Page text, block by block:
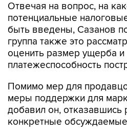
Отвечая на вопрос, на
потенциальные
быть введены, Сазанов
группа также это
оценить размер ущерба
платежеспособность
Помимо мер для
меры поддержки для
добавил он, отказавшись
конкретные